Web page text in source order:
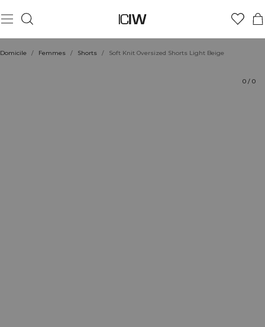
Domicile / Femmes / Shorts / Soft Knit Oversized Shorts Light Beige
0 / 0